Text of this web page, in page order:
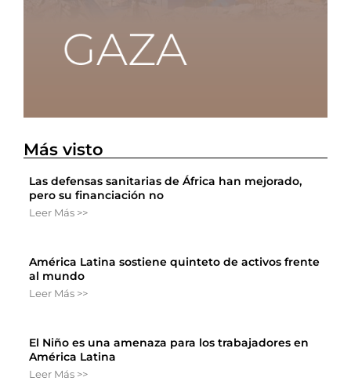
Más visto
Las defensas sanitarias de África han mejorado,
pero su financiación no
Leer Más >>
América Latina sostiene quinteto de activos frente
al mundo
Leer Más >>
El Niño es una amenaza para los trabajadores en
América Latina
Leer Más >>